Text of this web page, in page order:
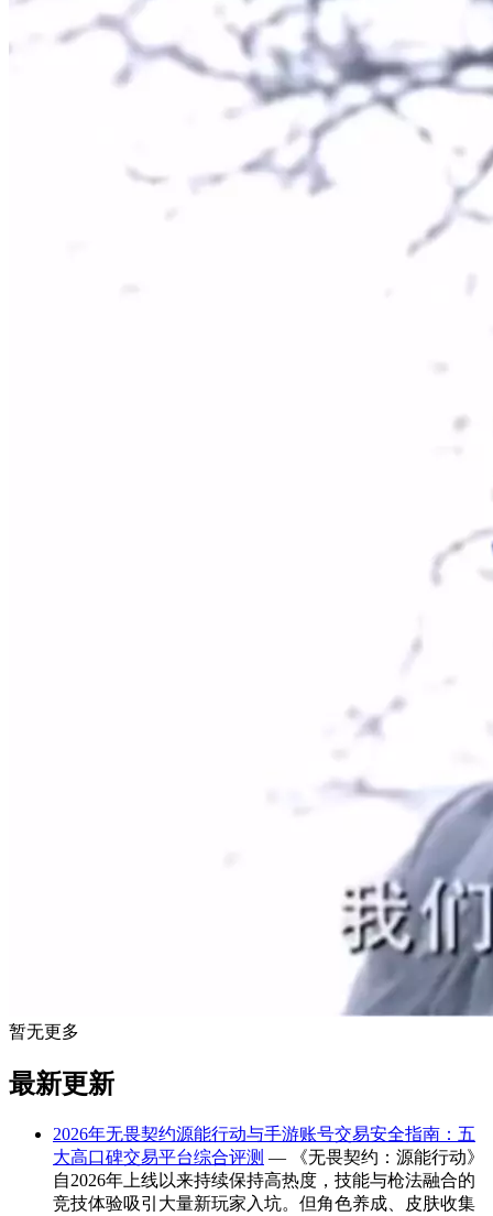
暂无更多
最新更新
2026年无畏契约源能行动与手游账号交易安全指南：五
大高口碑交易平台综合评测 — 《无畏契约：源能行动》
自2026年上线以来持续保持高热度，技能与枪法融合的
竞技体验吸引大量新玩家入坑。但角色养成、皮肤收集